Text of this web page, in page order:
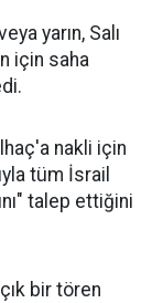
yarın, Salı
için saha
nakli için
tüm İsrail
talep ettiğini
bir tören